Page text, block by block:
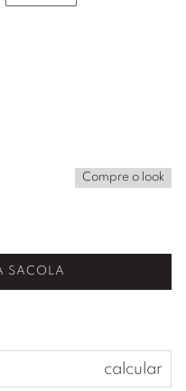
Compre o look
SACOLA